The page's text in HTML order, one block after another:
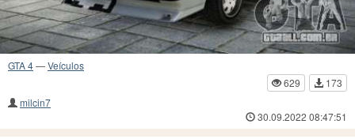
GTA 4—Veículos
629
173
milcin7
30.09.2022 08:47:51